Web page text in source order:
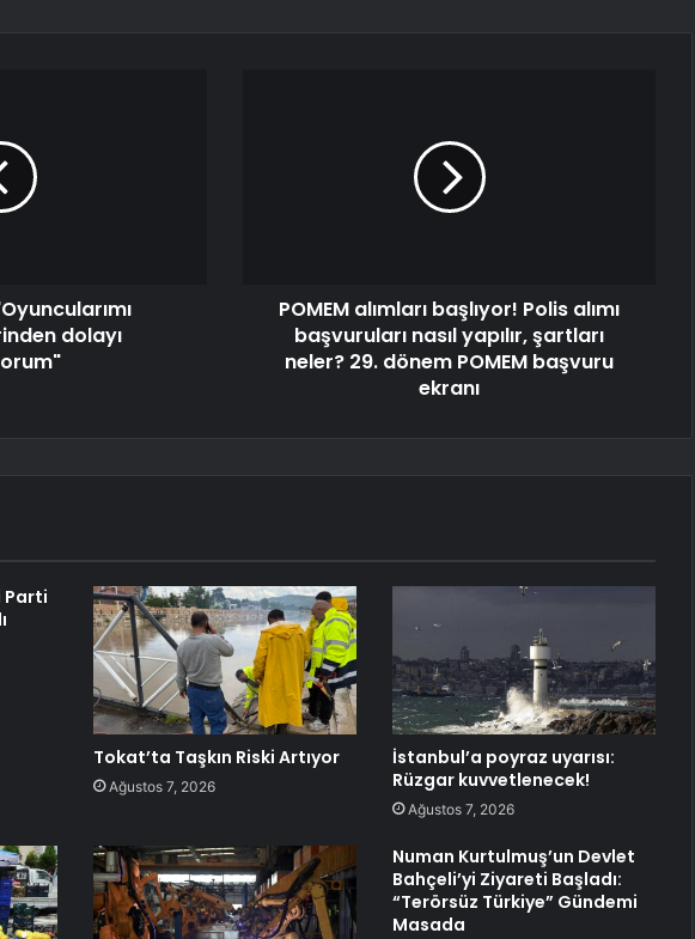
dolayı
POMEM alımları başlıyor! Polis alımı
başvuruları nasıl yapılır, şartları
neler? 29. dönem POMEM başvuru
ekranı
Parti
Tokat’ta Taşkın Riski Artıyor
Ağustos 7, 2026
İstanbul’a poyraz uyarısı:
Rüzgar kuvvetlenecek!
Ağustos 7, 2026
Numan Kurtulmuş’un Devlet
Bahçeli’yi Ziyareti Başladı:
“Terörsüz Türkiye” Gündemi
Masada